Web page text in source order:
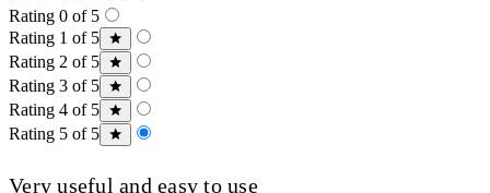
Rating 0 of 5
Rating 1 of 5
Rating 2 of 5
Rating 3 of 5
Rating 4 of 5
Rating 5 of 5
Very useful and easy to use